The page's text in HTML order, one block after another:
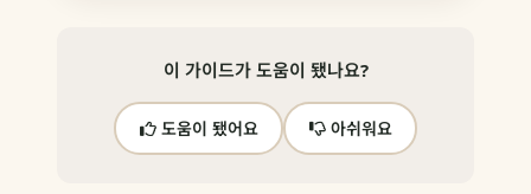
이 가이드가 도움이 됐나요?
도움이 됐어요 아쉬워요